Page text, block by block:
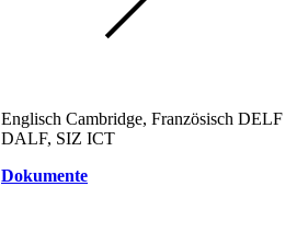
Englisch Cambridge, Französisch DELF
DALF, SIZ ICT
Dokumente